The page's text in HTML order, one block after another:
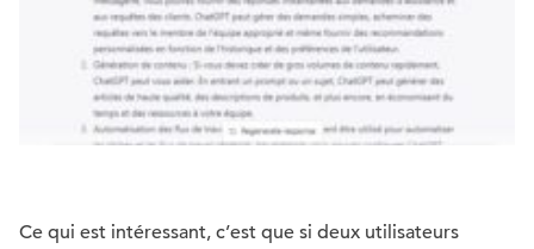
Ce qui est intéressant, c’est que si deux utilisateurs